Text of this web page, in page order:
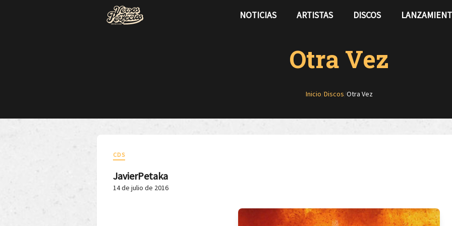
NOTICIAS ARTISTAS DISCOS
Otra Vez
Inicio/Discos/Otra Vez
CDS
JavierPetaka
14 de julio de 2016